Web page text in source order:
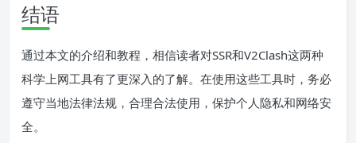
结语
通过本文的介绍和教程，相信读者对SSR和V2Clash这两种
科学上网工具有了更深入的了解。在使用这些工具时，务必
遵守当地法律法规，合理合法使用，保护个人隐私和网络安
全。